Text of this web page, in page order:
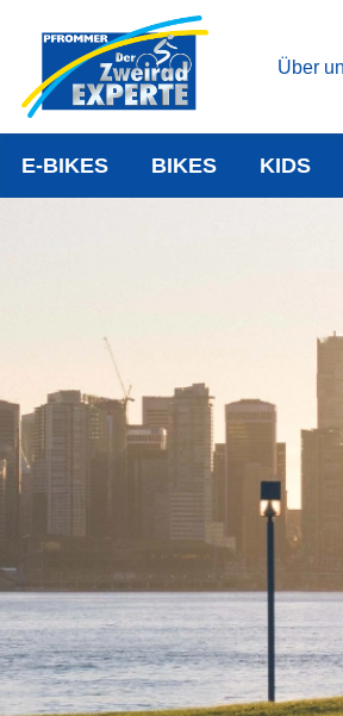
Über
E-BIKES BIKES KIDS